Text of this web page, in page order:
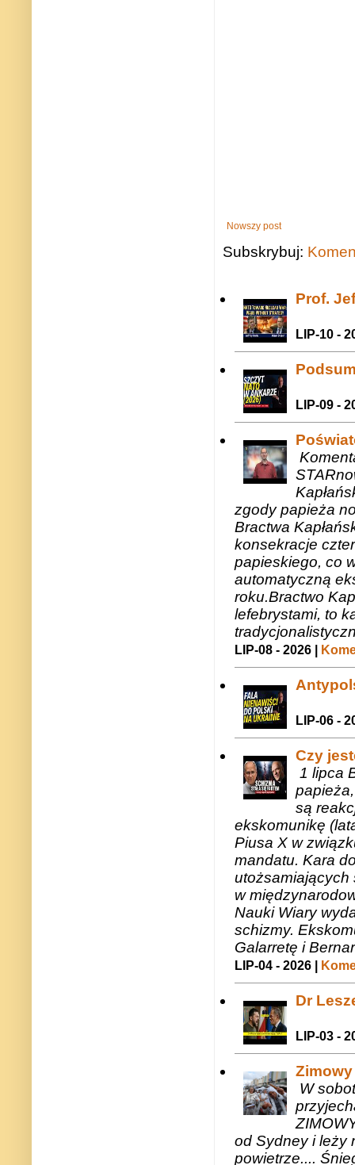
Nowszy post
Subskrybuj:
Prof.
LIP-10 -
LIP-09 -
zgody papieża
Bractwa
konsekracje
papieskiego, co
automatyczną
roku.Bractwo
lefebrystami, to
LIP-08 - 2026 |
LIP-06 -
Czy
1 lipca
są
ekskomunikę
Piusa X w
mandatu. Kara
utożsamiających
w
Nauki Wiary
schizmy.
Galarretę i
LIP-04 - 2026 |
Dr
LIP-03 -
W
od Sydney i leży
powietrze....